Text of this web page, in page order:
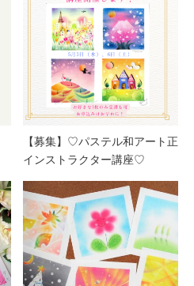
【募集】♡パステル和アート正
インストラクター講座♡